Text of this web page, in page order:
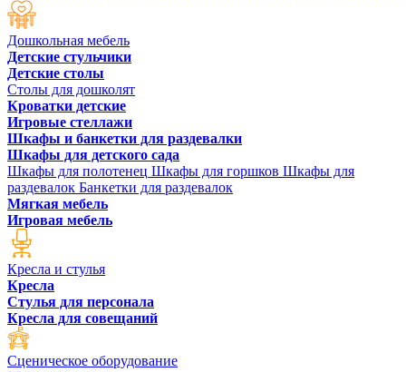
Дошкольная мебель
Детские стульчики
Детские столы
Столы для дошколят
Кроватки детские
Игровые стеллажи
Шкафы и банкетки для раздевалки
Шкафы для детского сада
Шкафы для полотенец Шкафы для горшков Шкафы для
раздевалок Банкетки для раздевалок
Мягкая мебель
Игровая мебель
Кресла и стулья
Кресла
Стулья для персонала
Кресла для совещаний
Сценическое оборудование